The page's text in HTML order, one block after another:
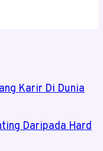
Karir Di Dunia
Daripada Hard